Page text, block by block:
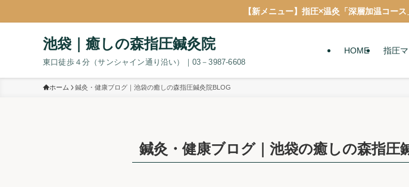
【新メニュー】指圧×温灸「深層加温コー
池袋｜癒しの森指圧鍼灸院
東口徒歩４分（サンシャイン通り沿い）｜03－3987-6608
HOME 指圧
ホーム 鍼灸・健康ブログ｜池袋の癒しの森指圧鍼灸院BLOG
鍼灸・健康ブログ｜池袋の癒しの森指圧